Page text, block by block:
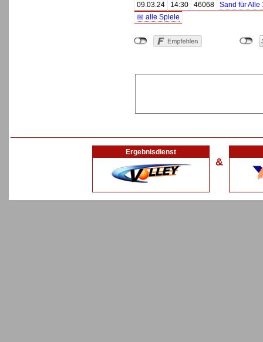
09.03.24
14:30 46068
Sand für Alle
📅 alle Spiele
Ergebnisdienst
&